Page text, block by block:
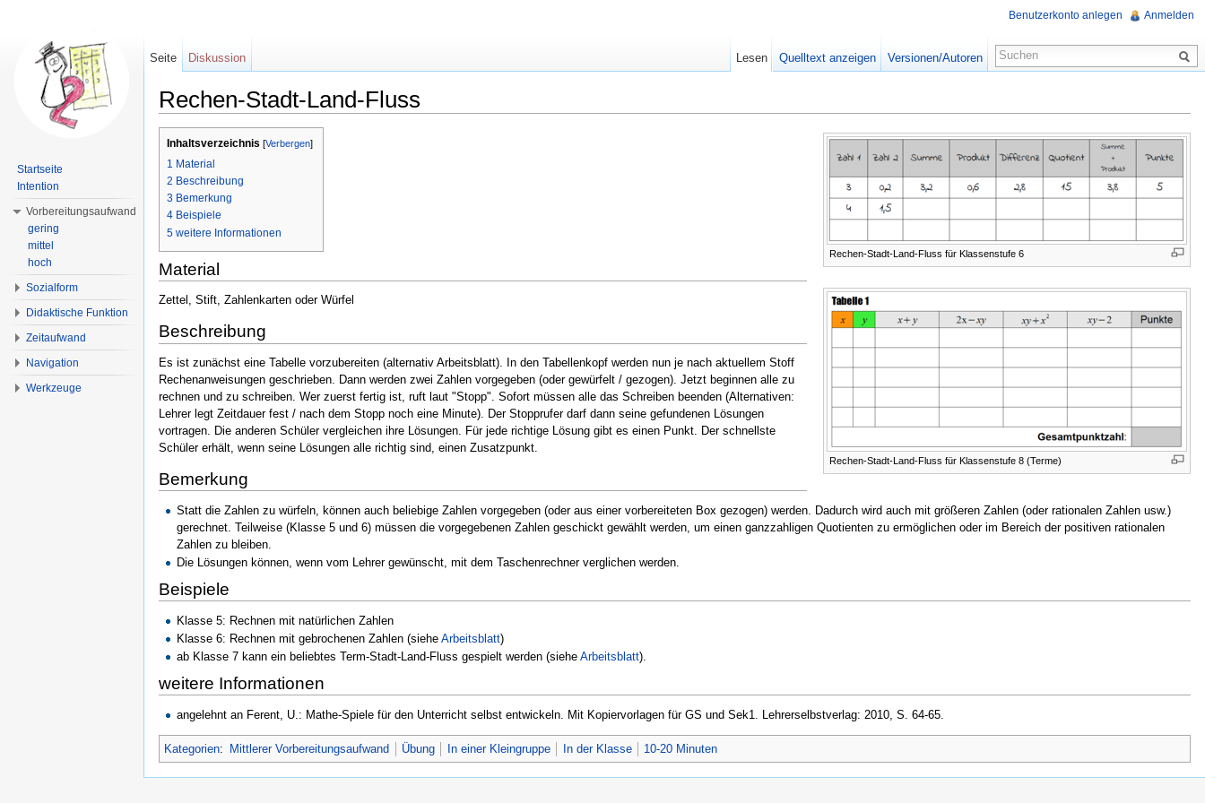
Rechen-Stadt-Land-Fluss
Rechen-Stadt-Land-Fluss für Klassenstufe 6
Rechen-Stadt-Land-Fluss für Klassenstufe 8 (Terme)
Inhaltsverzeichnis [Verbergen]
1 Material
2 Beschreibung
3 Bemerkung
4 Beispiele
5 weitere Informationen
Material
Zettel, Stift, Zahlenkarten oder Würfel
Beschreibung
Es ist zunächst eine Tabelle vorzubereiten (alternativ Arbeitsblatt). In den Tabellenkopf werden nun je nach aktuellem Stoff
Rechenanweisungen geschrieben. Dann werden zwei Zahlen vorgegeben (oder gewürfelt / gezogen). Jetzt beginnen alle zu
rechnen und zu schreiben. Wer zuerst fertig ist, ruft laut "Stopp". Sofort müssen alle das Schreiben beenden (Alternativen:
Lehrer legt Zeitdauer fest / nach dem Stopp noch eine Minute). Der Stopprufer darf dann seine gefundenen Lösungen
vortragen. Die anderen Schüler vergleichen ihre Lösungen. Für jede richtige Lösung gibt es einen Punkt. Der schnellste
Schüler erhält, wenn seine Lösungen alle richtig sind, einen Zusatzpunkt.
Bemerkung
Statt die Zahlen zu würfeln, können auch beliebige Zahlen vorgegeben (oder aus einer vorbereiteten Box gezogen) werden. Dadurch wird auch mit größeren Zahlen (oder rationalen Zahlen usw.)
gerechnet. Teilweise (Klasse 5 und 6) müssen die vorgegebenen Zahlen geschickt gewählt werden, um einen ganzzahligen Quotienten zu ermöglichen oder im Bereich der positiven rationalen
Zahlen zu bleiben.
Die Lösungen können, wenn vom Lehrer gewünscht, mit dem Taschenrechner verglichen werden.
Beispiele
Klasse 5: Rechnen mit natürlichen Zahlen
Klasse 6: Rechnen mit gebrochenen Zahlen (sieheArbeitsblatt)
ab Klasse 7 kann ein beliebtes Term-Stadt-Land-Fluss gespielt werden (sieheArbeitsblatt).
weitere Informationen
angelehnt an Ferent, U.: Mathe-Spiele für den Unterricht selbst entwickeln. Mit Kopiervorlagen für GS und Sek1. Lehrerselbstverlag: 2010, S. 64-65.
Kategorien: Mittlerer Vorbereitungsaufwand Übung In einer Kleingruppe In der Klasse 10-20 Minuten
Benutzerkonto anlegen Anmelden
Seite Diskussion Lesen Quelltext anzeigen Versionen/Autoren
Startseite
Intention
Vorbereitungsaufwand
gering
mittel
hoch
Sozialform
Didaktische Funktion
Zeitaufwand
Navigation
Werkzeuge